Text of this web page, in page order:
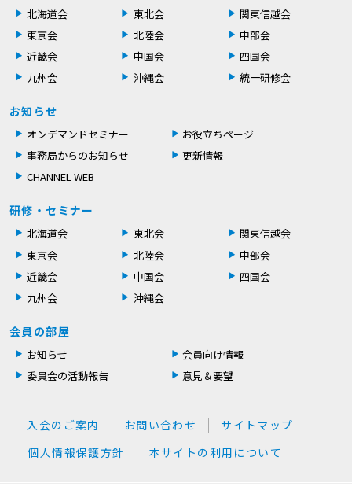
北海道会 東北会
関東信越会
東京会
北陸会
中部会
近畿会
中国会
四国会
九州会
沖縄会 統一研修会
お知らせ
オンデマンドセミナー
お役立ちページ
事務局からのお知らせ
更新情報
CHANNEL WEB
研修・セミナー
北海道会 東北会
関東信越会
東京会
北陸会
中部会
近畿会
中国会
四国会
九州会
沖縄会
会員の部屋
お知らせ
会員向け情報
委員会の活動報告
意見＆要望
入会のご案内 お問い合わせ
サイトマップ
個人情報保護方針
本サイトの利用について